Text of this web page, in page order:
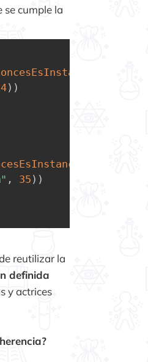
se cumple la
) )
, 35 ) )
reutilizar la
definida
y actrices